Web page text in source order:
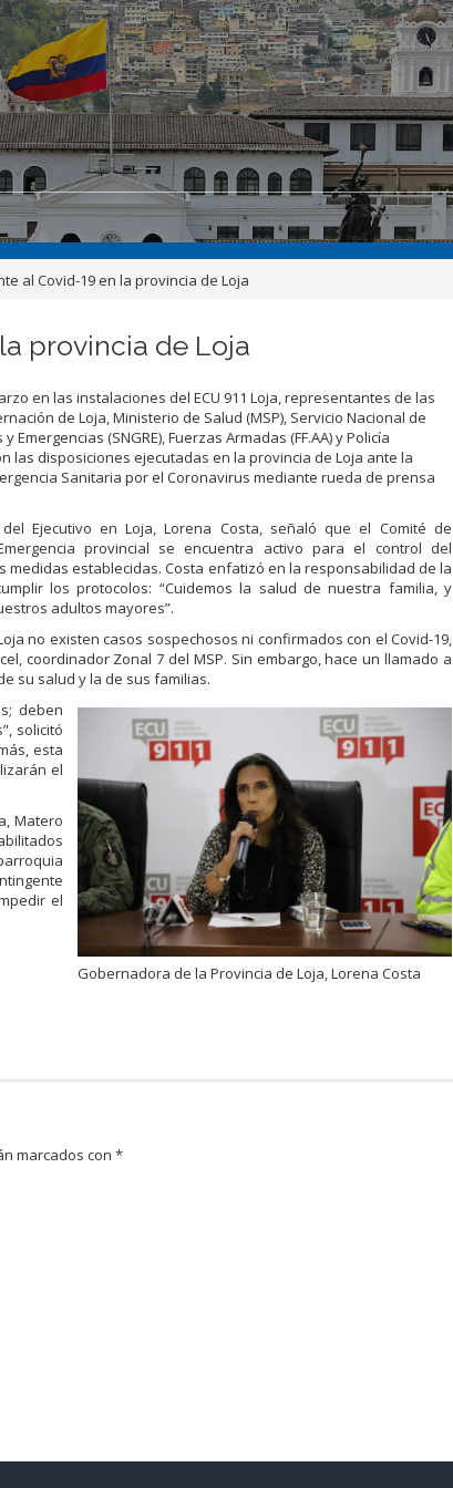
al Covid-19 en la provincia de Loja
provincia de Loja
en las instalaciones del ECU 911 Loja, representantes de las
de Loja, Ministerio de Salud (MSP), Servicio Nacional de
Emergencias (SNGRE), Fuerzas Armadas (FF.AA) y Policía
las disposiciones ejecutadas en la provincia de Loja ante la
Sanitaria por el Coronavirus mediante rueda de prensa
Ejecutivo en Loja, Lorena Costa, señaló que el Comité de
provincial se encuentra activo para el control del
medidas establecidas. Costa enfatizó en la responsabilidad de la
los protocolos: “Cuidemos la salud de nuestra familia, y
adultos mayores”.
no existen casos sospechosos ni confirmados con el Covid-19,
coordinador Zonal 7 del MSP. Sin embargo, hace un llamado a
su salud y la de sus familias.
Gobernadora de la Provincia de Loja, Lorena Costa
deben
solicitó
esta
el
Matero
el
marcados con*